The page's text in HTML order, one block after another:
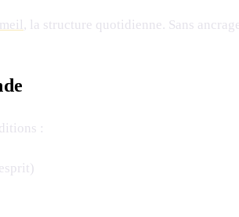
, la structure quotidienne. Sans
: